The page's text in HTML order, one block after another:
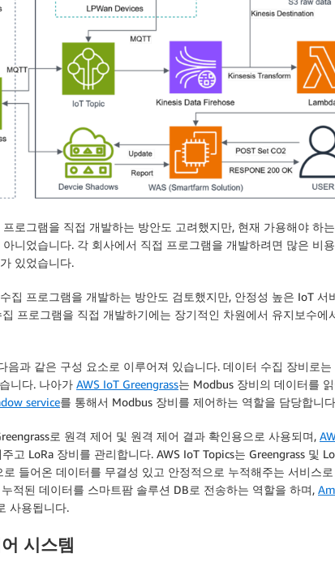
로그램을 직접 개발하는 방안도 고려했지만, 현재 가용해야 하
니었습니다. 각 회사에서 직접 프로그램을 개발하려면 많은 비
있었습니다.
집 프로그램을 개발하는 방안도 검토했지만, 안정성 높은 IoT 서
프로그램을 직접 개발하기에는 장기적인 차원에서 유지보수에
음과 같은 구성 요소로 이루어져 있습니다. 데이터 수집 장비로는
니다. 나아가 AWS IoT Greengrass는 Modbus 장비의 데이터를
service를 통해서 Modbus 장비를 제어하는 역할을 담당합니
로 원격 제어 및 원격 제어 결과 확인용으로 사용되며,
고 LoRa 장비를 관리합니다. AWS IoT Topics는 Greengrass 및
로 들어온 데이터를 무결성 있고 안정적으로 누적해주는 서비스
적된 데이터를 스마트팜 솔루션 DB로 전송하는 역할을 하며,
사용됩니다.
시스템